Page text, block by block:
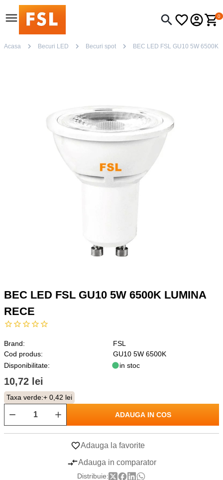
0
Acasa Becuri LED Becuri spot BEC LED FSL GU10 5W 6500K
BEC LED FSL GU10 5W 6500K LUMINA
RECE
Brand:
FSL
Cod produs:
GU10 5W 6500K
Disponibilitate:
in stoc
10,72 lei
Taxa verde:+ 0,42 lei
ADAUGA IN COS
Adauga la favorite
Adauga in comparator
Distribuie: